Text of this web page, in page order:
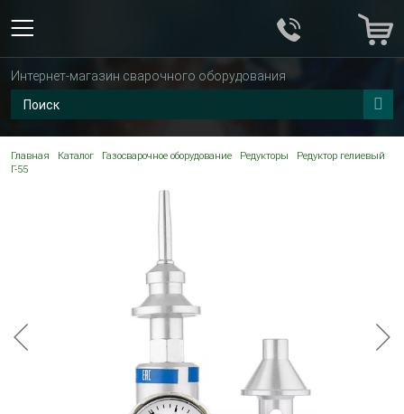
Интернет-магазин сварочного оборудования
Главная Каталог Газосварочное оборудование Редукторы
Редуктор гелиевый
Г-55